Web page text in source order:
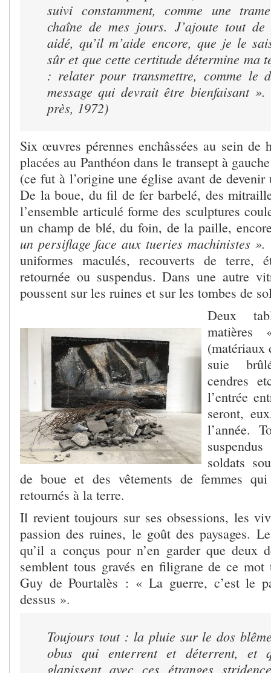
suivi constamment, comme une
chaîne de mes jours. J’ajoute tout de
aidé, qu’il m’aide encore, que je le
sûr et que cette certitude détermine ma
: relater pour transmettre, comme le
message qui devrait être bienfaisant
près, 1972)
Six œuvres pérennes enchâssées au sein de
placées au Panthéon dans le transept à
(ce fut à l’origine une église avant de
De la boue, du fil de fer barbelé, des
l’ensemble articulé forme des sculptures
un champ de blé, du foin, de la paille,
un persiflage face aux tueries machinistes ».
uniformes maculés, recouverts de terre,
retournée ou suspendus. Dans une autre
poussent sur les ruines et sur les tombes de
Deux
(matériaux
suie
cendres
l’entrée
seront,
l’année.
soldats
de boue et des vêtements de femmes
retournés à la terre.
Il revient toujours sur ses obsessions, les
passion des ruines, le goût des paysages.
qu’il a conçus pour n’en garder que deux
semblent tous gravés en filigrane de ce
Guy de Pourtalès : « La guerre, c’est le
dessus ».
Toujours tout : la pluie sur le dos
obus qui enterrent et déterrent, et
glapissent avec ces étranges